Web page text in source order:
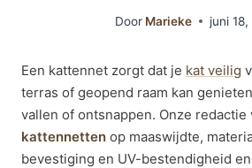
Door Marieke juni
Een kattennet zorgt dat je kat veilig
terras of geopend raam kan
vallen of ontsnappen. Onze redactie
kattennetten op maaswijdte,
bevestiging en UV-bestendigheid